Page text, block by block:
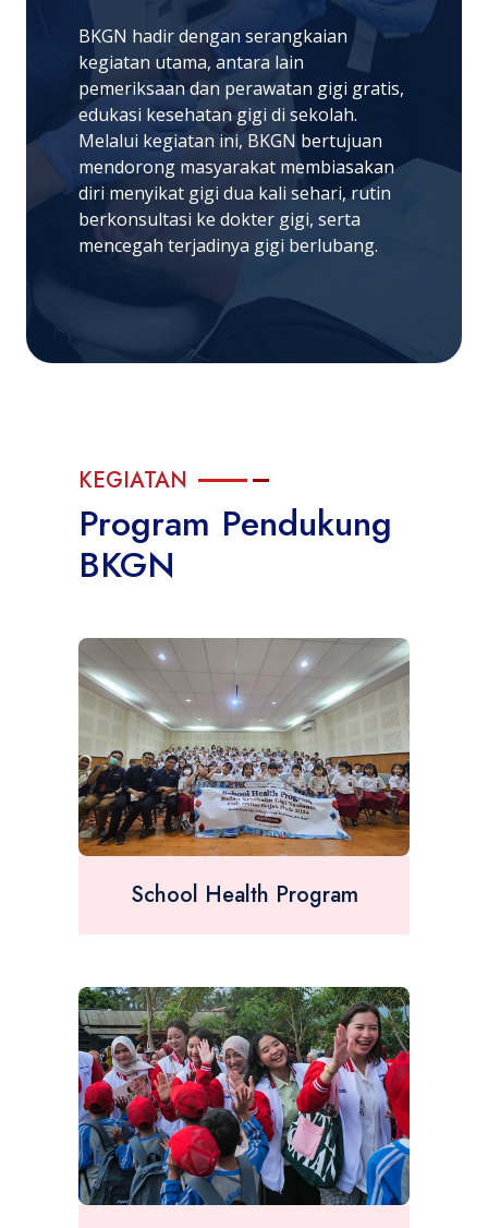
BKGN hadir dengan serangkaian
kegiatan utama, antara lain
pemeriksaan dan perawatan gigi gratis,
edukasi kesehatan gigi di sekolah.
Melalui kegiatan ini, BKGN bertujuan
mendorong masyarakat membiasakan
diri menyikat gigi dua kali sehari, rutin
berkonsultasi ke dokter gigi, serta
mencegah terjadinya gigi berlubang.
KEGIATAN
Program Pendukung
BKGN
School Health Program